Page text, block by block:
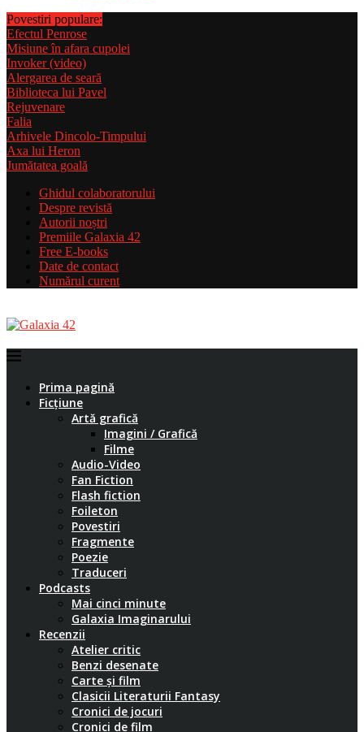
Povestiri populare:
Efectul Penrose
Misiune în afara cupolei
Invoker (video)
Alergarea de seară
Biblioteca lui Pavel
Rejuvenare
Falia
Arhivele Dincolo-Timpului
Axa lui Heron
Jumătatea goală
Ghidul colaboratorului
Despre revistă
Autorii noștri
Premiile Galaxia 42
Free E-books
Date de contact
Numărul curent
Prima pagină
Ficțiune
Artă grafică
Imagini / Grafică
Filme
Audio-Video
Fan Fiction
Flash fiction
Foileton
Povestiri
Fragmente
Poezie
Traduceri
Podcasts
Mai cinci minute
Galaxia Imaginarului
Recenzii
Atelier critic
Benzi desenate
Carte și film
Clasicii Literaturii Fantasy
Cronici de jocuri
Cronici de film